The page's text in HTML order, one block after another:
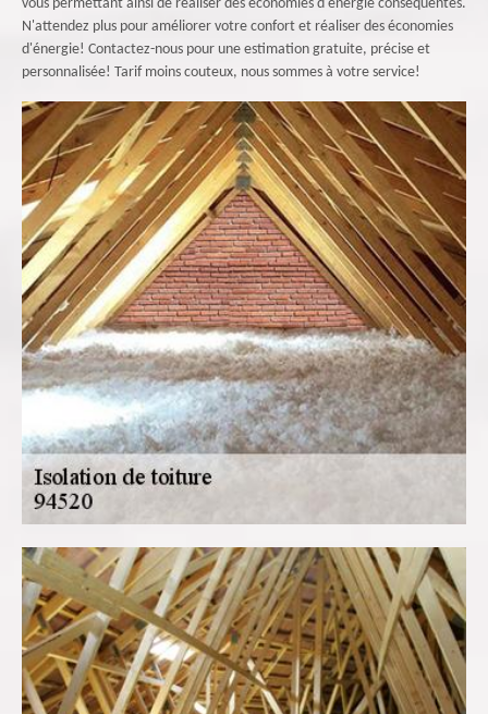
vous permettant ainsi de réaliser des économies d'énergie conséquentes.
N'attendez plus pour améliorer votre confort et réaliser des économies
d'énergie! Contactez-nous pour une estimation gratuite, précise et
personnalisée! Tarif moins couteux, nous sommes à votre service!